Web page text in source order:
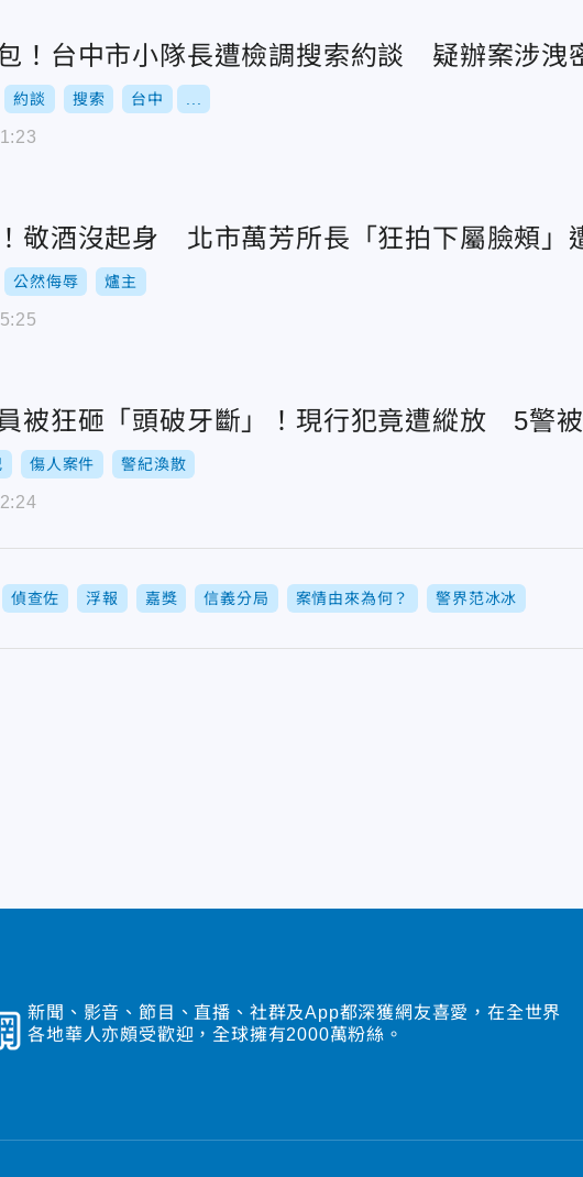
！台中市小隊長遭檢調搜索約談 疑辦案涉洩
約談 搜索 台中
敬酒沒起身 北市萬芳所長「狂拍下屬臉頰」
公然侮辱 爐主
被狂砸「頭破牙斷」！現行犯竟遭縱放 5警
傷人案件 警紀渙散
偵查佐 浮報 嘉獎 信義分局 案情由來為何？ 警界范冰冰
新聞、影音、節目、直播、社群及App都深獲網友喜愛，在全世界
各地華人亦頗受歡迎，全球擁有2000萬粉絲。